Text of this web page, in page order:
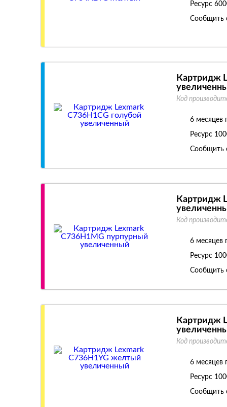
Ресурс
Сообщить
Картридж
Код
6 месяцев
Ресурс
Сообщить
Картридж
Код
6 месяцев
Ресурс
Сообщить
Картридж
Код
6 месяцев
Ресурс
Сообщить